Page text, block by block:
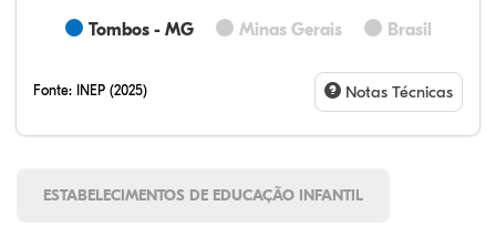
Tombos - MG Minas Gerais Brasil
Fonte: INEP (2025) Notas Técnicas
ESTABELECIMENTOS DE EDUCAÇÃO INFANTIL